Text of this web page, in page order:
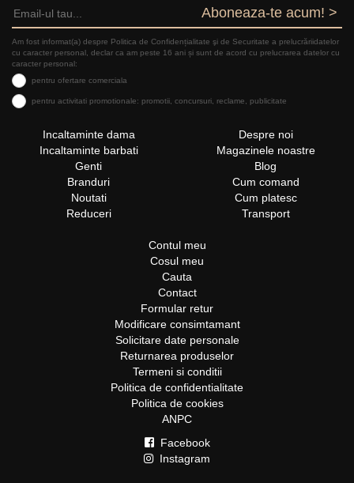
Aboneaza-te acum! >
Am fost informat(a) despre Politica de Confidențialitate şi de Securitate a prelucrăriidatelor
cu caracter personal, declar ca am peste 16 ani și sunt de acord cu prelucrarea datelor cu
caracter personal:
pentru ofertare comerciala
pentru activitati promotionale: promotii, concursuri, reclame, publicitate
Incaltaminte dama
Incaltaminte barbati
Genti
Branduri
Noutati
Reduceri
Despre noi
Magazinele noastre
Blog
Cum comand
Cum platesc
Transport
Contul meu
Cosul meu
Cauta
Contact
Formular retur
Modificare consimtamant
Solicitare date personale
Returnarea produselor
Termeni si conditii
Politica de confidentialitate
Politica de cookies
ANPC
Facebook
Instagram